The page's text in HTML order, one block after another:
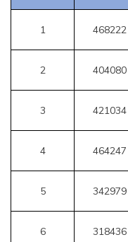
1 468222
2 404080
3 421034
4 464247
5 342979
6 318436